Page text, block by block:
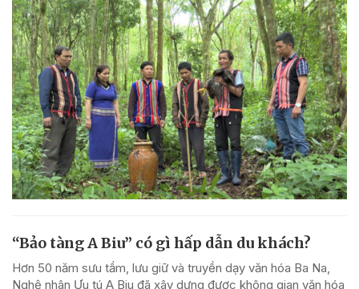
“Bảo tàng A Biu” có gì hấp dẫn du khách?
Hơn 50 năm sưu tầm, lưu giữ và truyền dạy văn hóa Ba Na,
Nghệ nhân Ưu tú A Biu đã xây dựng được không gian văn hóa